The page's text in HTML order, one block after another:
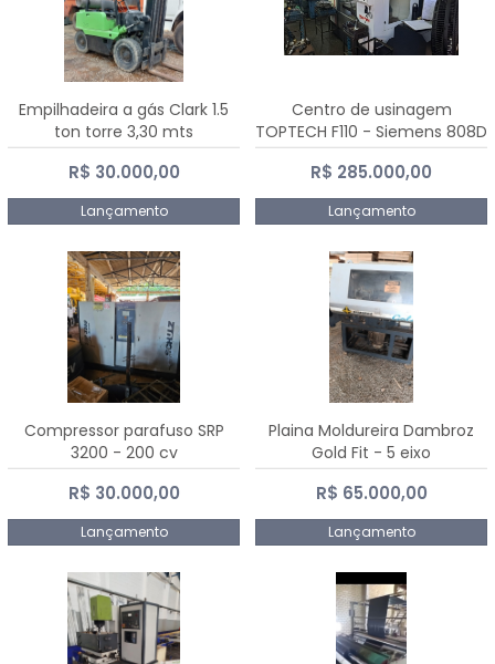
Empilhadeira a gás Clark 1.5
ton torre 3,30 mts
R$ 30.000,00
Lançamento
Centro de usinagem
TOPTECH F110 - Siemens 808D
Advanced
R$ 285.000,00
Lançamento
Compressor parafuso SRP
3200 - 200 cv
R$ 30.000,00
Lançamento
Plaina Moldureira Dambroz
Gold Fit - 5 eixo
R$ 65.000,00
Lançamento